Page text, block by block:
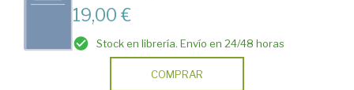
19,00 €
Stock en librería. Envío en 24/48 horas
COMPRAR